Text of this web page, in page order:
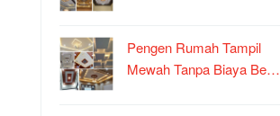
Pengen Rumah Tampil
Mewah Tanpa Biaya Be…